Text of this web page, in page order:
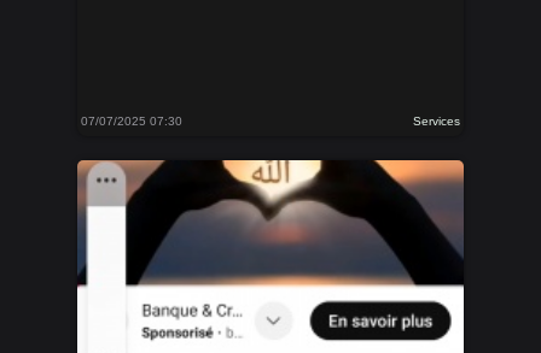
07/07/2025 07:30 Services